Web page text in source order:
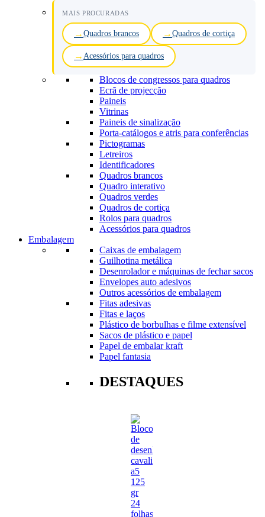
MAIS PROCURADAS
Quadros brancos Quadros de cortiça
Acessórios para quadros
Blocos de congressos para quadros
Ecrã de projecção
Paineis
Vitrinas
Paineis de sinalização
Porta-catálogos e atris para conferências
Pictogramas
Letreiros
Identificadores
Quadros brancos
Quadro interativo
Quadros verdes
Quadros de cortiça
Rolos para quadros
Acessórios para quadros
Embalagem
Caixas de embalagem
Guilhotina metálica
Desenrolador e máquinas de fechar sacos
Envelopes auto adesivos
Outros acessórios de embalagem
Fitas adesivas
Fitas e laços
Plástico de borbulhas e filme extensível
Sacos de plástico e papel
Papel de embalar kraft
Papel fantasia
DESTAQUES